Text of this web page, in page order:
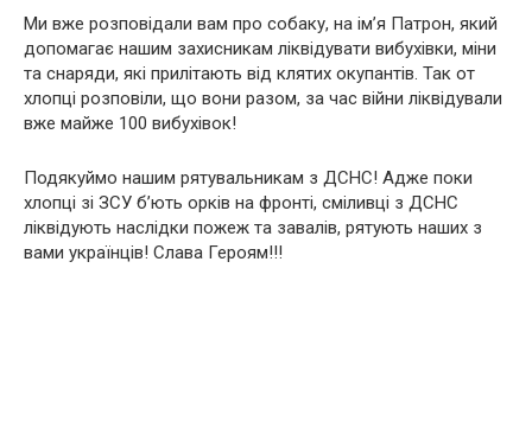
Ми вже розповідали вам про собаку, на ім’я Патрон, який
допомагає нашим захисникам ліквідувати вибухівки, міни
та снаряди, які прилітають від клятих окупантів. Так от
хлопці розповіли, що вони разом, за час війни ліквідували
вже майже 100 вибухівок!
Подякуймо нашим рятувальникам з ДСНС! Адже поки
хлопці зі ЗСУ б’ють орків на фронті, сміливці з ДСНС
ліквідують наслідки пожеж та завалів, рятують наших з
вами українців! Слава Героям!!!